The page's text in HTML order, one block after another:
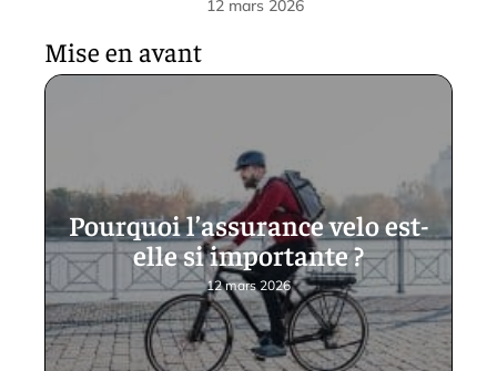
12 mars 2026
Mise en avant
Pourquoi l’assurance velo est-
elle si importante ?
12 mars 2026